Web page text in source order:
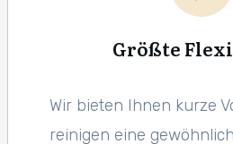
Größte
Wir bieten Ihnen kurze
reinigen eine